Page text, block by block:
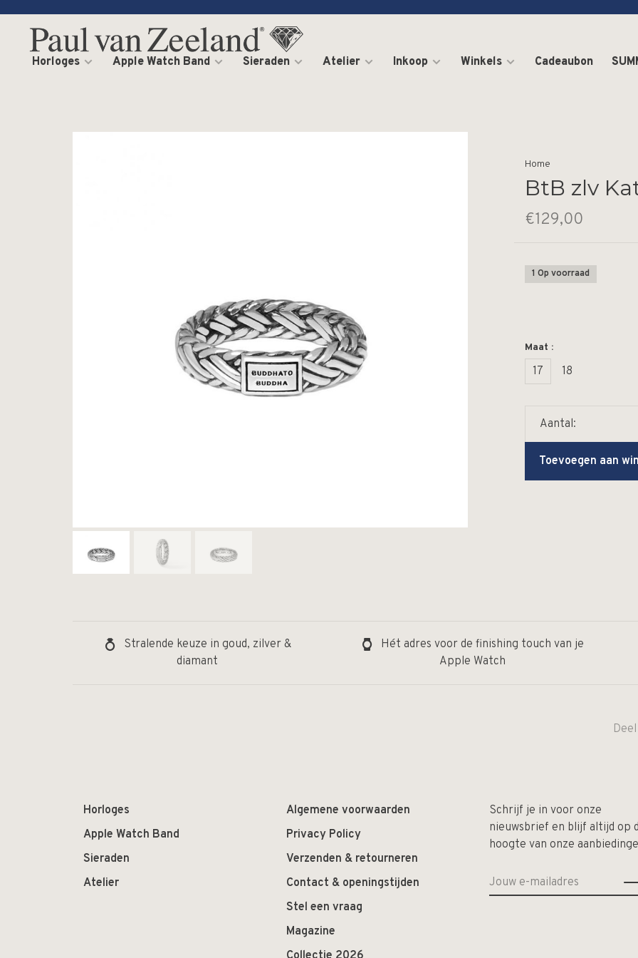
Horloges Apple Watch Band Sieraden Atelier Inkoop Winkels Cadeaubon
Home
BtB zlv
€129,00
1 Op voorraad
Maat :
17 18
Aantal:
Toevoegen aan
Stralende keuze in goud, zilver &
diamant
Hét adres voor de finishing touch van je
Apple Watch
Horloges
Apple Watch Band
Sieraden
Atelier
Algemene voorwaarden
Privacy Policy
Verzenden & retourneren
Contact & openingstijden
Stel een vraag
Magazine
Schrijf je in voor onze
nieuwsbrief en blijf altijd op
hoogte van onze